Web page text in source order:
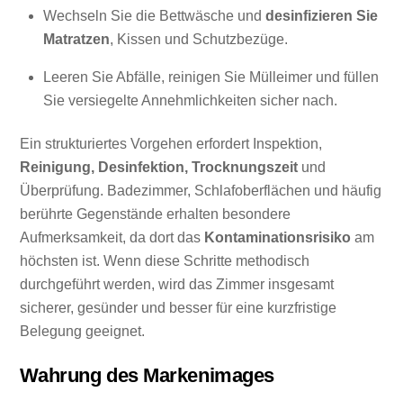
Wechseln Sie die Bettwäsche und desinfizieren Sie
Matratzen, Kissen und Schutzbezüge.
Leeren Sie Abfälle, reinigen Sie Mülleimer und füllen
Sie versiegelte Annehmlichkeiten sicher nach.
Ein strukturiertes Vorgehen erfordert Inspektion,
Reinigung, Desinfektion, Trocknungszeit und
Überprüfung. Badezimmer, Schlafoberflächen und häufig
berührte Gegenstände erhalten besondere
Aufmerksamkeit, da dort das Kontaminationsrisiko am
höchsten ist. Wenn diese Schritte methodisch
durchgeführt werden, wird das Zimmer insgesamt
sicherer, gesünder und besser für eine kurzfristige
Belegung geeignet.
Wahrung des Markenimages